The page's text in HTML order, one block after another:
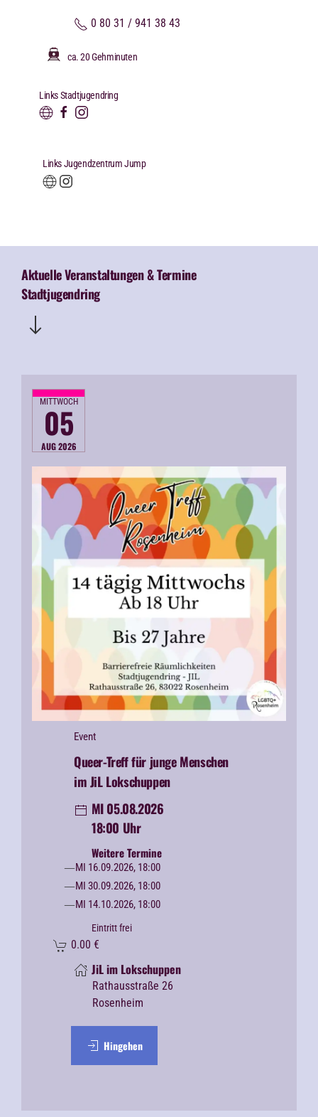
0 80 31 / 941 38 43
ca. 20 Gehminuten
Links Stadtjugendring
Links Jugendzentrum Jump
Aktuelle Veranstaltungen & Termine
Stadtjugendring
MITTWOCH
05
AUG 2026
Event
Queer-Treff für junge Menschen
im JiL Lokschuppen
MI 05.08.2026
18:00 Uhr
Weitere Termine
MI 16.09.2026, 18:00
MI 30.09.2026, 18:00
MI 14.10.2026, 18:00
Eintritt frei
0.00 €
JiL im Lokschuppen
Rathausstraße 26
Rosenheim
Hingehen